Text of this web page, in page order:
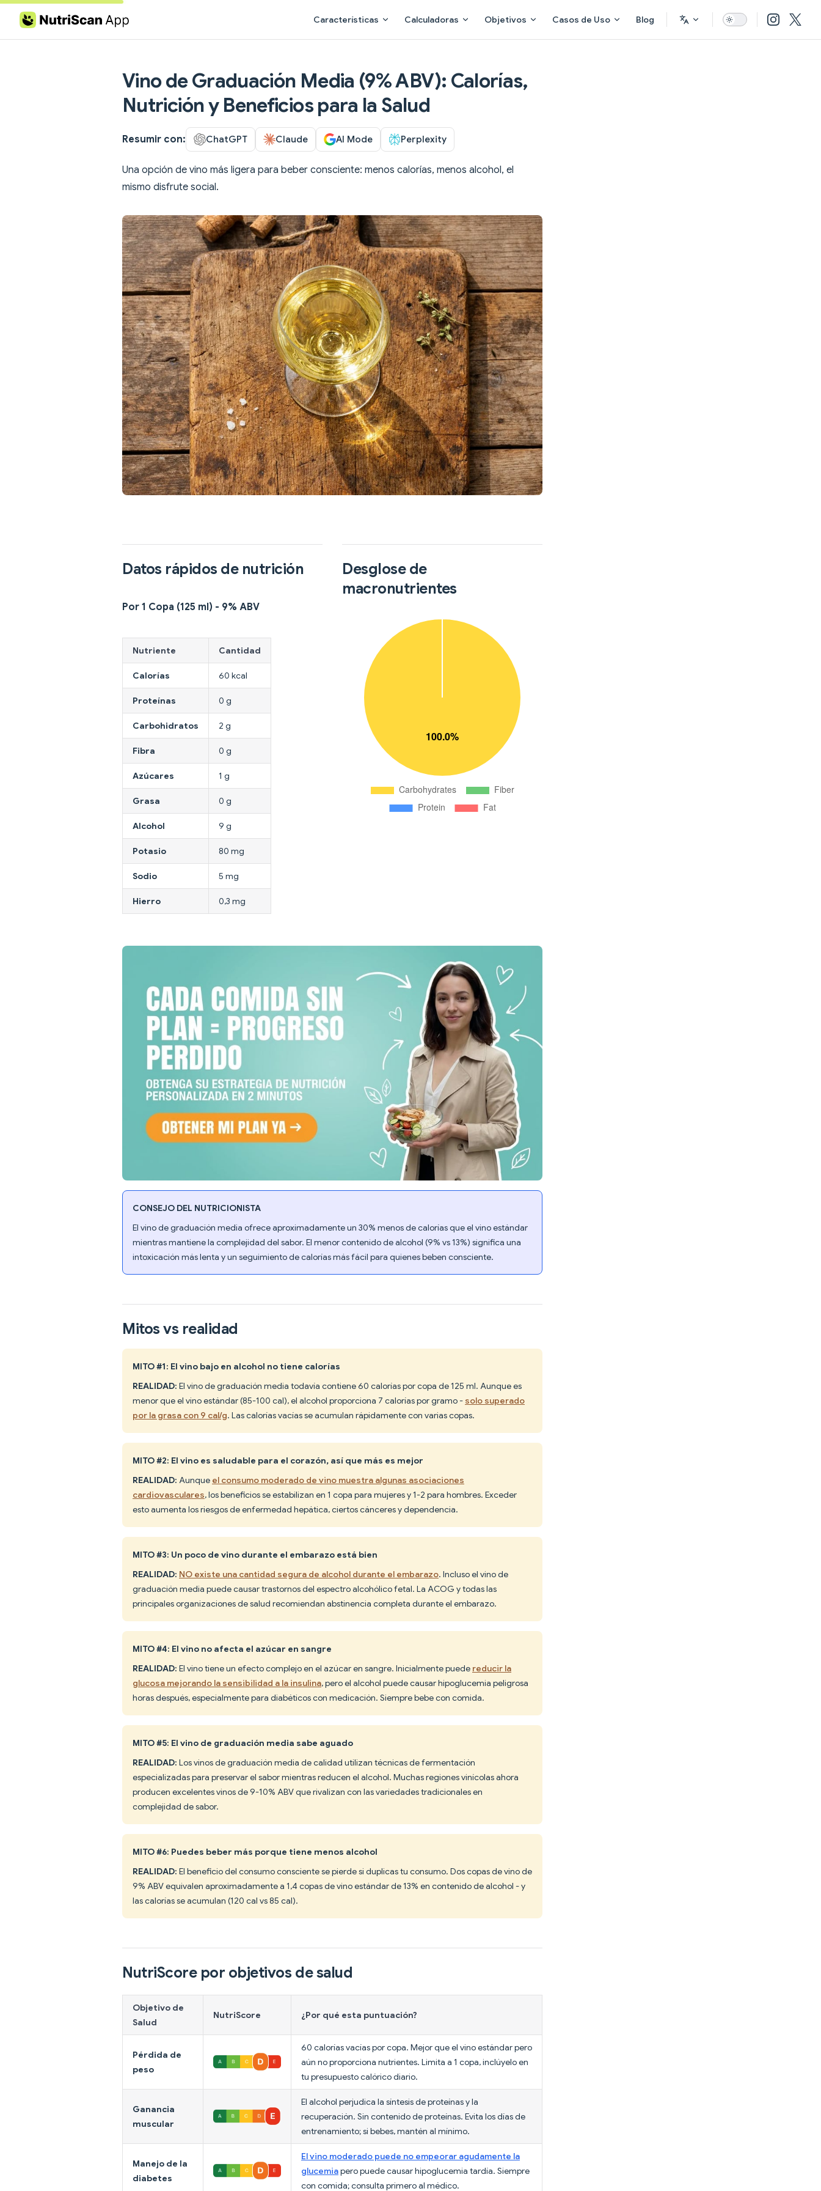
Skip to content Características Calculadoras Objetivos Casos de Uso Blog
Vino de Graduación Media (9% ABV): Calorías,
Nutrición y Beneficios para la Salud
Resumir con: ChatGPT Claude AI Mode Perplexity
Una opción de vino más ligera para beber consciente: menos calorías, menos alcohol, el
mismo disfrute social.
Datos rápidos de nutrición
Por 1 Copa (125 ml) - 9% ABV
Nutriente Cantidad
Calorías 60 kcal
Proteínas 0 g
Carbohidratos 2 g
Fibra 0 g
Azúcares 1 g
Grasa 0 g
Alcohol 9 g
Potasio 80 mg
Sodio 5 mg
Hierro 0,3 mg
Desglose de
macronutrientes
CONSEJO DEL NUTRICIONISTA
El vino de graduación media ofrece aproximadamente un 30% menos de calorías que el vino estándar
mientras mantiene la complejidad del sabor. El menor contenido de alcohol (9% vs 13%) significa una
intoxicación más lenta y un seguimiento de calorías más fácil para quienes beben consciente.
Mitos vs realidad
MITO #1: El vino bajo en alcohol no tiene calorías
REALIDAD: El vino de graduación media todavía contiene 60 calorías por copa de 125 ml. Aunque es
menor que el vino estándar (85-100 cal), el alcohol proporciona 7 calorías por gramo - solo superado
por la grasa con 9 cal/g. Las calorías vacías se acumulan rápidamente con varias copas.
MITO #2: El vino es saludable para el corazón, así que más es mejor
REALIDAD: Aunque el consumo moderado de vino muestra algunas asociaciones
cardiovasculares, los beneficios se estabilizan en 1 copa para mujeres y 1-2 para hombres. Exceder
esto aumenta los riesgos de enfermedad hepática, ciertos cánceres y dependencia.
MITO #3: Un poco de vino durante el embarazo está bien
REALIDAD: NO existe una cantidad segura de alcohol durante el embarazo. Incluso el vino de
graduación media puede causar trastornos del espectro alcohólico fetal. La ACOG y todas las
principales organizaciones de salud recomiendan abstinencia completa durante el embarazo.
MITO #4: El vino no afecta el azúcar en sangre
REALIDAD: El vino tiene un efecto complejo en el azúcar en sangre. Inicialmente puede reducir la
glucosa mejorando la sensibilidad a la insulina, pero el alcohol puede causar hipoglucemia peligrosa
horas después, especialmente para diabéticos con medicación. Siempre bebe con comida.
MITO #5: El vino de graduación media sabe aguado
REALIDAD: Los vinos de graduación media de calidad utilizan técnicas de fermentación
especializadas para preservar el sabor mientras reducen el alcohol. Muchas regiones vinícolas ahora
producen excelentes vinos de 9-10% ABV que rivalizan con las variedades tradicionales en
complejidad de sabor.
MITO #6: Puedes beber más porque tiene menos alcohol
REALIDAD: El beneficio del consumo consciente se pierde si duplicas tu consumo. Dos copas de vino de
9% ABV equivalen aproximadamente a 1,4 copas de vino estándar de 13% en contenido de alcohol - y
las calorías se acumulan (120 cal vs 85 cal).
NutriScore por objetivos de salud
Objetivo de
Salud
NutriScore ¿Por qué esta puntuación?
Pérdida de
peso
60 calorías vacías por copa. Mejor que el vino estándar pero
aún no proporciona nutrientes. Limita a 1 copa, inclúyelo en
tu presupuesto calórico diario.
Ganancia
muscular
El alcohol perjudica la síntesis de proteínas y la
recuperación. Sin contenido de proteínas. Evita los días de
entrenamiento; si bebes, mantén al mínimo.
Manejo de la
diabetes
El vino moderado puede no empeorar agudamente la
glucemiapero puede causar hipoglucemia tardía. Siempre
con comida; consulta primero al médico.